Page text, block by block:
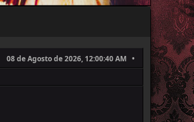
08 de Agosto de 2026, 12:00:40 AM